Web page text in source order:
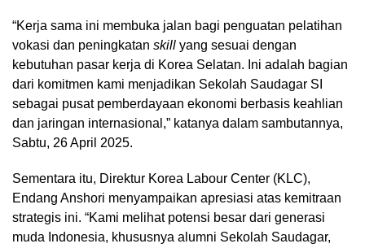
“Kerja sama ini membuka jalan bagi penguatan pelatihan
vokasi dan peningkatan skill yang sesuai dengan
kebutuhan pasar kerja di Korea Selatan. Ini adalah bagian
dari komitmen kami menjadikan Sekolah Saudagar SI
sebagai pusat pemberdayaan ekonomi berbasis keahlian
dan jaringan internasional,” katanya dalam sambutannya,
Sabtu, 26 April 2025.
Sementara itu, Direktur Korea Labour Center (KLC),
Endang Anshori menyampaikan apresiasi atas kemitraan
strategis ini. “Kami melihat potensi besar dari generasi
muda Indonesia, khususnya alumni Sekolah Saudagar,